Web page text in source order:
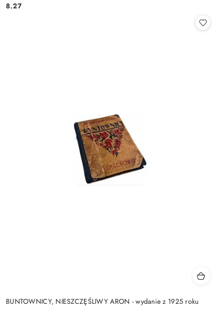
Cena:
8.27
BUNTOWNICY, NIESZCZĘŚLIWY ARON - wydanie z 1925 roku